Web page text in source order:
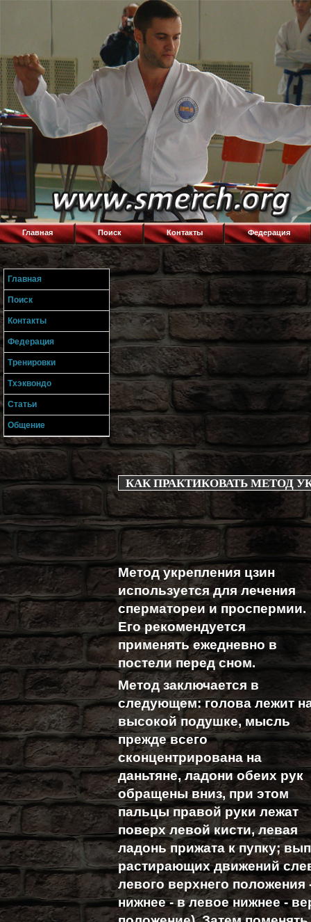
Главная Поиск Контакты Федерация
КАК ПРАКТИКОВАТЬ МЕТОД
Метод укрепления цзин
используется для лечения
сперматореи и проспермии.
Его рекомендуется
применять ежедневно в
постели перед сном.
Метод заключается в
следующем: голова лежит
высокой подушке, мысль
прежде всего
сконцентрирована на
даньтяне, ладони обеих рук
обращены вниз, при этом
пальцы правой руки лежат
поверх левой кисти, левая
ладонь прижата к пупку;
растирающих движений
левого верхнего
нижнее - в левое нижнее -
Главная
Поиск
Контакты
Федерация
Тренировки
Тхэквондо
Статьи
Общение